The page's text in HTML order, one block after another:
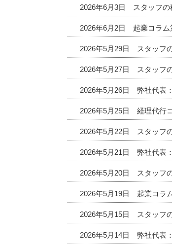
2026年6月3日 スタッフの
2026年6月2日 起業コラム
2026年5月29日 スタッフ
2026年5月27日 スタッフ
2026年5月26日 弊社代表
2026年5月25日 経理代行
2026年5月22日 スタッフ
2026年5月21日 弊社代表
2026年5月20日 スタッフ
2026年5月19日 起業コラ
2026年5月15日 スタッフ
2026年5月14日 弊社代表